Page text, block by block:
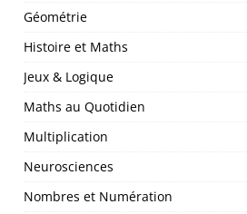
Géométrie
Histoire et Maths
Jeux & Logique
Maths au Quotidien
Multiplication
Neurosciences
Nombres et Numération